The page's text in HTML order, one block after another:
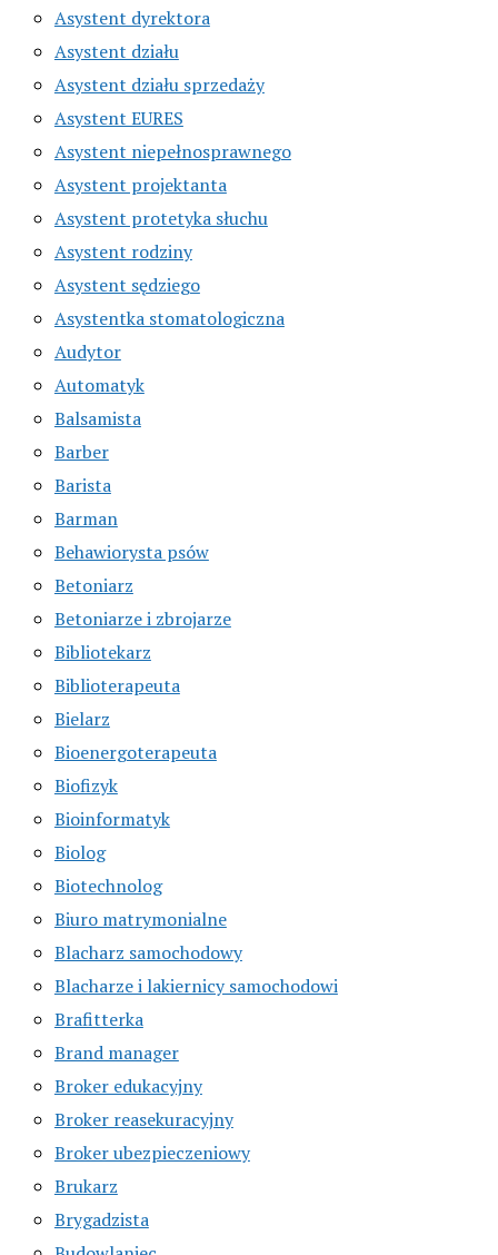
Asystent dyrektora
Asystent działu
Asystent działu sprzedaży
Asystent EURES
Asystent niepełnosprawnego
Asystent projektanta
Asystent protetyka słuchu
Asystent rodziny
Asystent sędziego
Asystentka stomatologiczna
Audytor
Automatyk
Balsamista
Barber
Barista
Barman
Behawiorysta psów
Betoniarz
Betoniarze i zbrojarze
Bibliotekarz
Biblioterapeuta
Bielarz
Bioenergoterapeuta
Biofizyk
Bioinformatyk
Biolog
Biotechnolog
Biuro matrymonialne
Blacharz samochodowy
Blacharze i lakiernicy samochodowi
Brafitterka
Brand manager
Broker edukacyjny
Broker reasekuracyjny
Broker ubezpieczeniowy
Brukarz
Brygadzista